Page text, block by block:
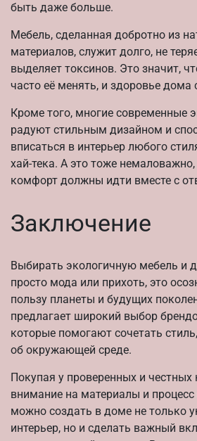
быть даже больше.
Мебель, сделанная добротно из
материалов, служит долго, не
выделяет токсинов. Это значит,
часто её менять, и здоровье дома
Кроме того, многие современные
радуют стильным дизайном и
вписаться в интерьер любого
хай-тека. А это тоже
комфорт должны идти вместе с
Заключение
Выбирать экологичную мебель и
просто мода или прихоть, это
пользу планеты и будущих
предлагает широкий выбор
которые помогают сочетать
об окружающей среде.
Покупая у проверенных и
внимание на материалы и процесс
можно создать в доме не только
интерьер, но и сделать важный